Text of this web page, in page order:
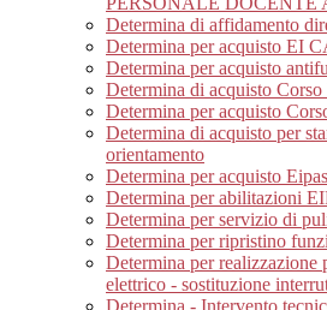
Determina di affidamento
Determina per acquisto EI
Determina per acquisto
Determina di acquisto
Determina per acquisto
Determina di acquisto per
orientamento
Determina per acquisto
Determina per abilitazioni
Determina per servizio di
Determina per ripristino
Determina per realizzazione
elettrico - sostituzione